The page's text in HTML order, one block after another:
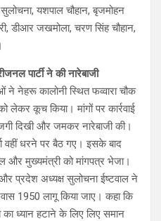
सुलोचना, यशपाल चौहान, बृजमोहन
डीआर जखमोला, चरण सिंह चौहान,
पार्टी ने की नारेबाजी
ने नेहरू कालोनी स्थित फव्वारा चौक
कूच किया। मांगों पर कार्रवाई
दिखी और जमकर नारेबाजी की।
वहीं धरने पर बैठ गए। इसके बाद
और मुख्यमंत्री को मांगपत्र भेजा।
प्रदेश अध्यक्ष सुलोचना ईष्टवाल ने
1950 लागू किया जाए। कहा कि
ध्यान हटाने के लिए लिए समान